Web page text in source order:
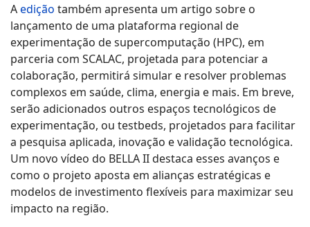
Aedição também apresenta um artigo sobre o
lançamento de uma plataforma regional de
experimentação de supercomputação (HPC), em
parceria com SCALAC, projetada para potenciar a
colaboração, permitirá simular e resolver problemas
complexos em saúde, clima, energia e mais. Em breve,
serão adicionados outros espaços tecnológicos de
experimentação, ou testbeds, projetados para facilitar
a pesquisa aplicada, inovação e validação tecnológica.
Um novo vídeo do BELLA II destaca esses avanços e
como o projeto aposta em alianças estratégicas e
modelos de investimento flexíveis para maximizar seu
impacto na região.